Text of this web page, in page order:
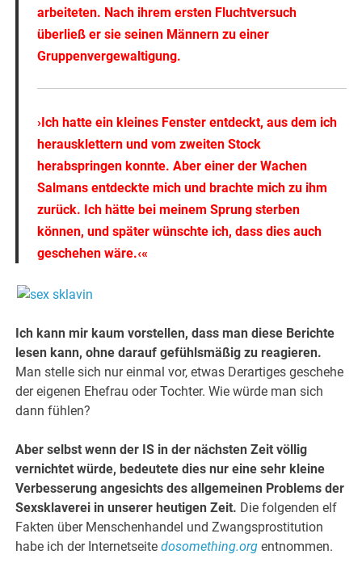
arbeiteten. Nach ihrem ersten Fluchtversuch
überließ er sie seinen Männern zu einer
Gruppenvergewaltigung.
›Ich hatte ein kleines Fenster entdeckt, aus dem ich
herausklettern und vom zweiten Stock
herabspringen konnte. Aber einer der Wachen
Salmans entdeckte mich und brachte mich zu ihm
zurück. Ich hätte bei meinem Sprung sterben
können, und später wünschte ich, dass dies auch
geschehen wäre.‹«
Ich kann mir kaum vorstellen, dass man diese Berichte
lesen kann, ohne darauf gefühlsmäßig zu reagieren.
Man stelle sich nur einmal vor, etwas Derartiges geschehe
der eigenen Ehefrau oder Tochter. Wie würde man sich
dann fühlen?
Aber selbst wenn der IS in der nächsten Zeit völlig
vernichtet würde, bedeutete dies nur eine sehr kleine
Verbesserung angesichts des allgemeinen Problems der
Sexsklaverei in unserer heutigen Zeit. Die folgenden elf
Fakten über Menschenhandel und Zwangsprostitution
habe ich der Internetseitedosomething.org entnommen.